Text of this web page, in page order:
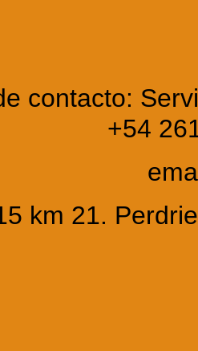
contacto:
+54
km 21.